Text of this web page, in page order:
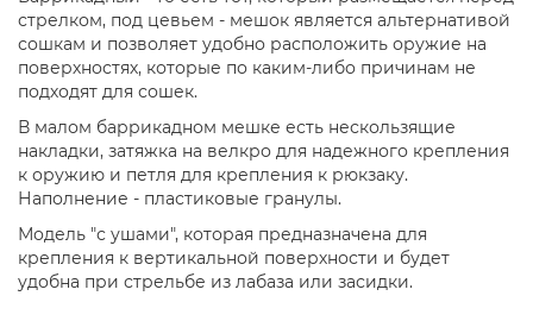
стрелком, под цевьем - мешок является альтернативой
сошкам и позволяет удобно расположить оружие на
поверхностях, которые по каким-либо причинам не
подходят для сошек.
В малом баррикадном мешке есть нескользящие
накладки, затяжка на велкро для надежного крепления
к оружию и петля для крепления к рюкзаку.
Наполнение - пластиковые гранулы.
Модель "с ушами", которая предназначена для
крепления к вертикальной поверхности и будет
удобна при стрельбе из лабаза или засидки.